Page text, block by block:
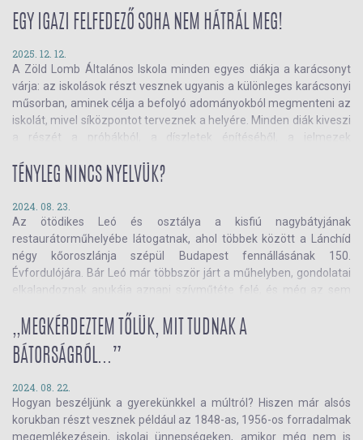
gyerekközpontúsággal. Olvass tovább, ismerd meg ezt a
EGY IGAZI FELFEDEZŐ SOHA NEM HÁTRÁL MEG!
2025. 12. 12.
A Zöld Lomb Általános Iskola minden egyes diákja a karácsonyt
várja: az iskolások részt vesznek ugyanis a különleges karácsonyi
műsorban, aminek célja a befolyó adományokból megmenteni az
iskolát, mivel síközpontot terveznek a helyére. Minden diák kiveszi
a részét a próbákból, a díszletek építéséből, a jelmezek
állandóan összekeveri a sorokat, még akkor is, ha előtte órákat
többé – és úgy tűnik, a karácsonyi varázslat teljesíti a kívánságát...
Olvass tovább, olvass bele
Wéber Anikó regényébe!
TÉNYLEG NINCS NYELVÜK?
2024. 08. 23.
Az ötödikes Leó és osztálya a kisfiú nagybátyjának
restaurátorműhelyébe látogatnak, ahol többek között a Lánchíd
négy kőoroszlánja szépül Budapest fennállásának 150.
Évfordulójára. Bár Leó már többször járt a műhelyben, gondolatai
elkalandoznak apukája aznapi szívműtéte felé, és még az sem
idősíkon, 1944-ben Ernő, egy ötödikes kisfiú elkezd naplót írni,
amelyben leírja mindennapjait a háborús Budapesten. Hogy
kapcsolódik össze kettejük története? És hogy jönnek ide az
minden kérdésedre!
,,MEGKÉRDEZTEM TŐLÜK, MIT TUDNAK A
BÁTORSÁGRÓL...”
2024. 08. 22.
Hogyan beszéljünk a gyerekünkkel a múltról? Hiszen már alsós
korukban részt vesznek például az 1848-as, 1956-os forradalmak
megemlékezésein, iskolai ünnepségeken, amikor még nem is